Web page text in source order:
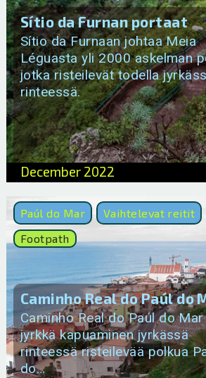
Sítio da Furnan portaat
Sítio da Furnaan johtaa Meia
Léguasta yli 2000 askelman
jotka risteilevät todella
rinteessä.
December 2022
Paúl do Mar
Vaihtelevat reitit
Footpath
Caminho Real do Paúl do
Caminho Real do Paúl do
jyrkkä kapuaminen jyrkässä
rinteessä risteilevää polkua
do…